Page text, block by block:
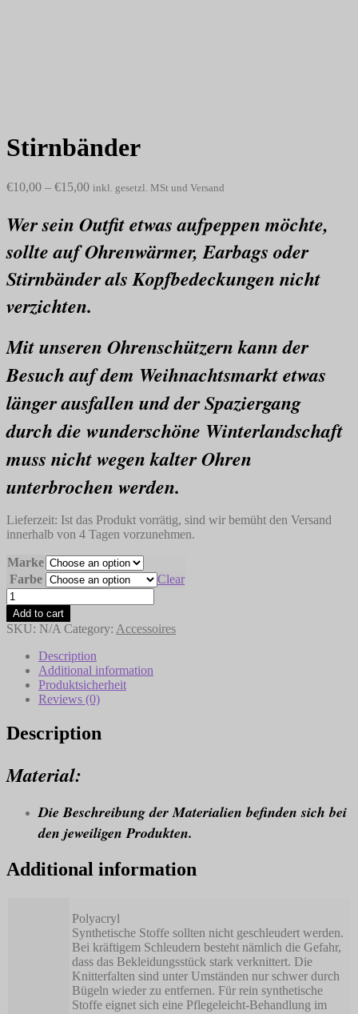
Stirnbänder
€10,00 – €15,00 inkl. gesetzl. MSt und Versand
Wer sein Outfit etwas aufpeppen möchte,
sollte auf Ohrenwärmer, Earbags oder
Stirnbänder als Kopfbedeckungen nicht
verzichten.
Mit unseren Ohrenschützern kann der
Besuch auf dem Weihnachtsmarkt etwas
länger ausfallen und der Spaziergang
durch die wunderschöne Winterlandschaft
muss nicht wegen kalter Ohren
unterbrochen werden.
Lieferzeit: Ist das Produkt vorrätig, sind wir bemüht den Versand
innerhalb von 4 Tagen vorzunehmen.
Marke
Farbe
Clear
Stirnbänder
quantity
Add to cart
SKU: N/A Category: Accessoires
Description
Additional information
Produktsicherheit
Reviews (0)
Description
Material:
Die Beschreibung der Materialien befinden sich bei
den jeweiligen Produkten.
Additional information
Polyacryl
Synthetische Stoffe sollten nicht geschleudert werden.
Bei kräftigem Schleudern besteht nämlich die Gefahr,
dass das Bekleidungsstück stark verknittert. Die
Knitterfalten sind unter Umständen nur schwer durch
Bügeln wieder zu entfernen. Für rein synthetische
Stoffe eignet sich eine Pflegeleicht-Behandlung im